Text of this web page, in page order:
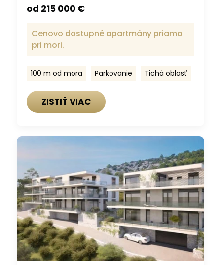
od 215 000 €
Cenovo dostupné apartmány priamo
pri mori.
100 m od mora Parkovanie Tichá oblasť
ZISTIŤ VIAC